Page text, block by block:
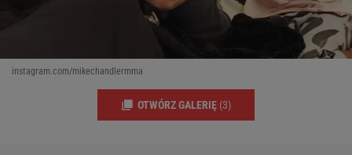
instagram.com/mikechandlermma
OTWÓRZ GALERIĘ (3)